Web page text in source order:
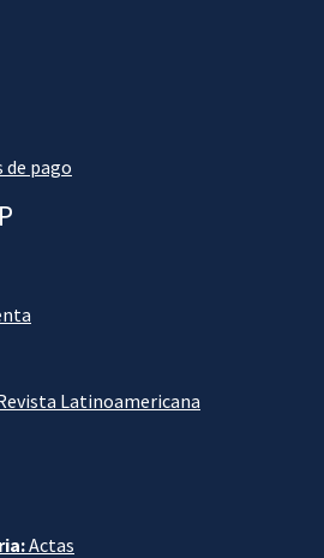
pago
Latinoamericana
Actas